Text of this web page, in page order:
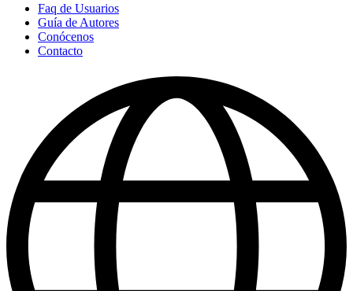
Faq de Usuarios
Guía de Autores
Conócenos
Contacto